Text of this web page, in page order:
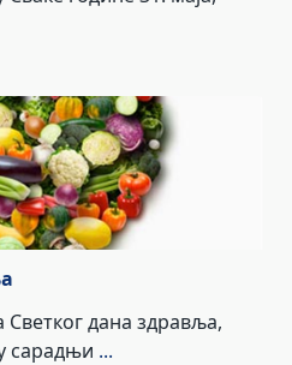
дана здравља,
сарадњи ...